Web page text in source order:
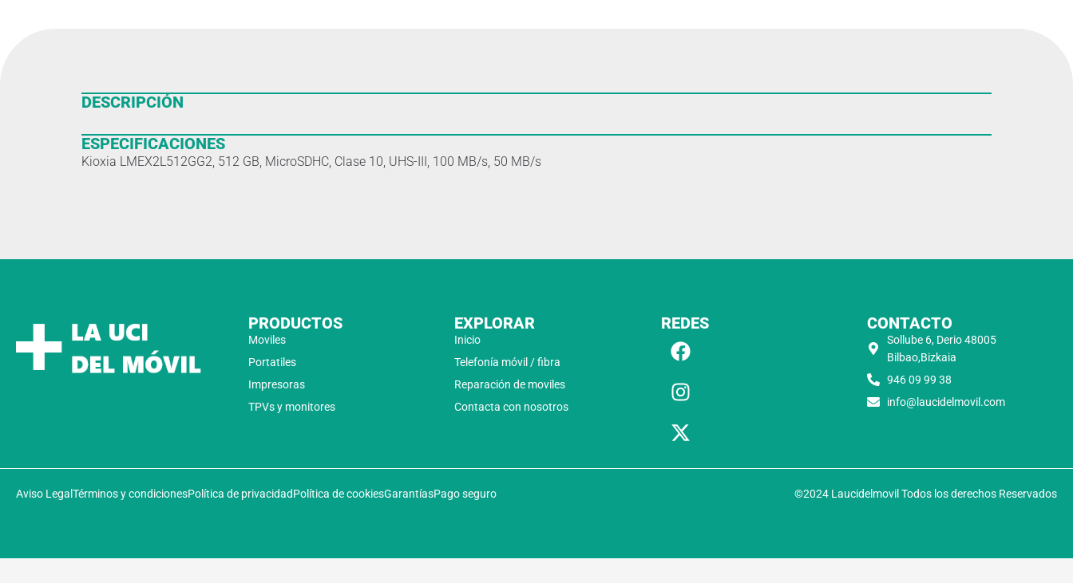
DESCRIPCIÓN
ESPECIFICACIONES
Kioxia LMEX2L512GG2, 512 GB, MicroSDHC, Clase 10, UHS-III, 100 MB/s, 50 MB/s
PRODUCTOS
Moviles
Portatiles
Impresoras
TPVs y monitores
EXPLORAR
Inicio
Telefonía móvil / fibra
Reparación de moviles
Contacta con nosotros
REDES CONTACTO
Sollube 6, Derio 48005
Bilbao,Bizkaia
946 09 99 38
info@laucidelmovil.com
Aviso Legal Términos y condicionesPolítica de privacidadPolítica de cookiesGarantíasPago seguro ©2024 Laucidelmovil Todos los derechos Reservados